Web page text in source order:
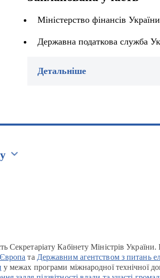
Міністерство фінансів України
Державна податкова служба
Детальніше
Секретаріату Кабінету Міністрів
та Державним агентством з питань
у межах програми міжнародної технічної